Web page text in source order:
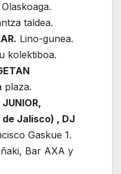
taldea.
Lino-gunea.
kolektiboa.
plaza.
JUNIOR,
de Jalisco) , DJ
Gaskue 1.
Bar AXA y